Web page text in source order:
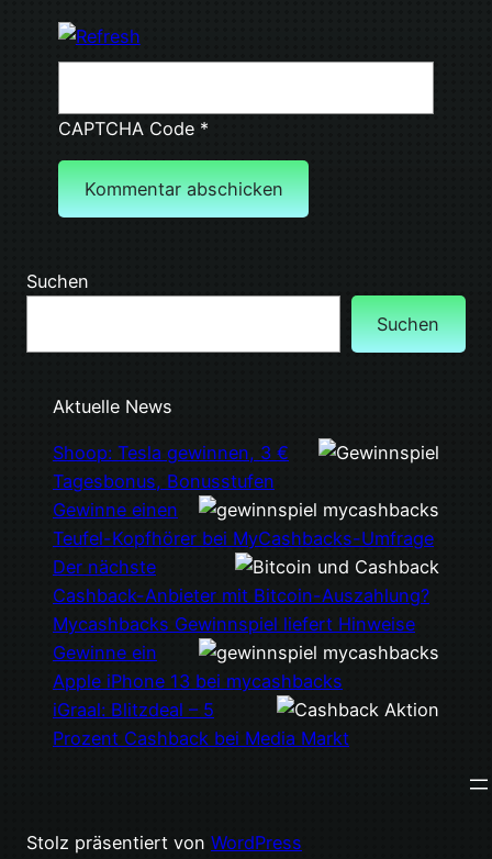
CAPTCHA Code*
Suchen
Suchen
Aktuelle News
Shoop: Tesla gewinnen, 3 €
Tagesbonus, Bonusstufen
Gewinne einen
Teufel-Kopfhörer bei MyCashbacks-Umfrage
Der nächste
Cashback-Anbieter mit Bitcoin-Auszahlung?
Mycashbacks Gewinnspiel liefert Hinweise
Gewinne ein
Apple iPhone 13 bei mycashbacks
iGraal: Blitzdeal – 5
Prozent Cashback bei Media Markt
Stolz präsentiert von WordPress